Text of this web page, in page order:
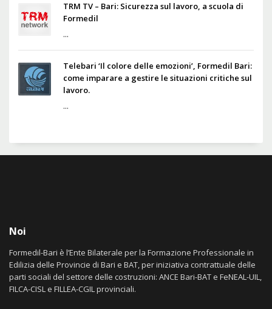
TRM TV – Bari: Sicurezza sul lavoro, a scuola di
Formedil
...
Telebari ‘Il colore delle emozioni’, Formedil Bari:
come imparare a gestire le situazioni critiche sul
lavoro.
...
Noi
Formedil-Bari è l’Ente Bilaterale per la Formazione Professionale in
Edilizia delle Provincie di Bari e BAT, per iniziativa contrattuale delle
parti sociali del settore delle costruzioni: ANCE Bari-BAT e FeNEAL-UIL,
FILCA-CISL e FILLEA-CGIL provinciali.